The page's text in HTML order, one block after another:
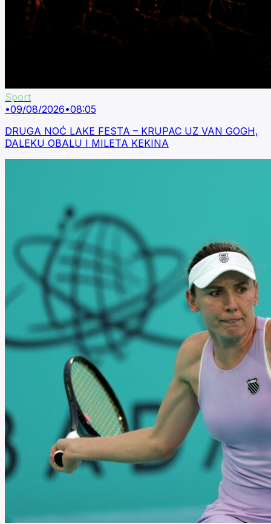
Sport
•09/08/2026•08:05
DRUGA NOĆ LAKE FESTA – KRUPAC UZ VAN GOGH,
DALEKU OBALU I MILETA KEKINA